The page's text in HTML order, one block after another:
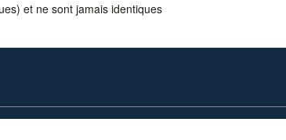
et ne sont jamais identiques